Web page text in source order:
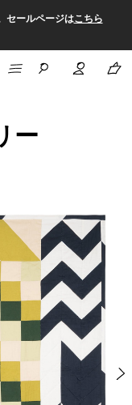
セールページはこちら
ー